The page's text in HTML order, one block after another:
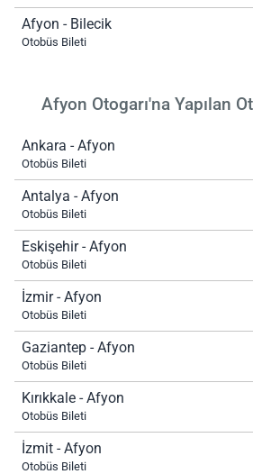
Afyon - Bilecik
Otobüs Bileti
Afyon Otogarı'na Yapılan
Ankara - Afyon
Otobüs Bileti
Antalya - Afyon
Otobüs Bileti
Eskişehir - Afyon
Otobüs Bileti
İzmir - Afyon
Otobüs Bileti
Gaziantep - Afyon
Otobüs Bileti
Kırıkkale - Afyon
Otobüs Bileti
İzmit - Afyon
Otobüs Bileti